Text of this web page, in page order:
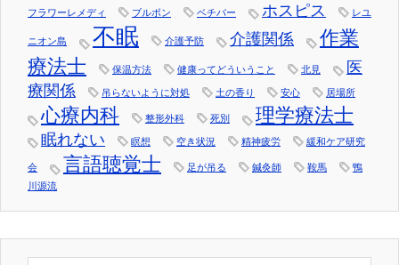
フラワーレメディ ブルボン ベチバー ホスピス レユ
ニオン島 不眠 介護予防 介護関係
作業
療法士
保温方法 健康ってどういうこと 北見
医
療関係
吊らないように対処 土の香り 安心 居場所
心療内科 整形外科 死別 理学療法士
眠れない 瞑想 空き状況 精神疲労 緩和ケア研究
会 言語聴覚士 足が吊る 鍼灸師 鞍馬
鴨
川源流